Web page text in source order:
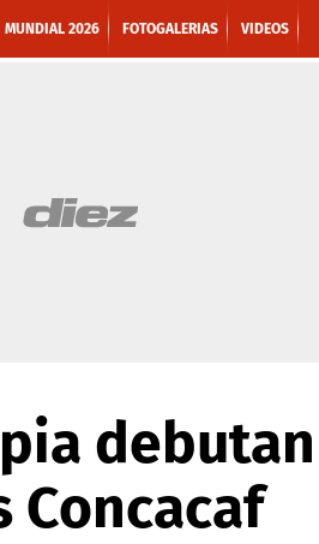
MUNDIAL 2026 FOTOGALERIAS VIDEOS
Concacaf